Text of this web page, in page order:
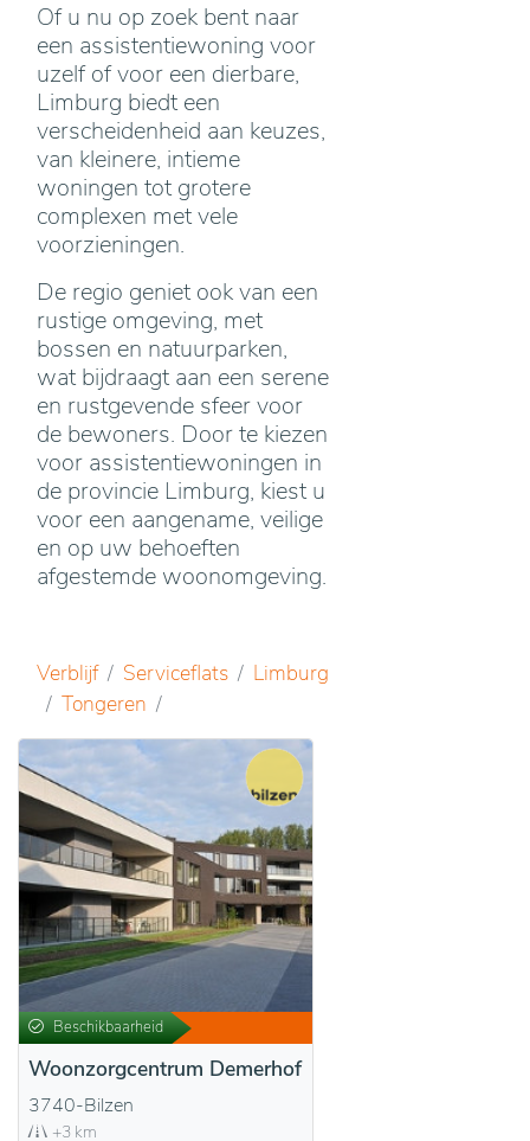
Of u nu op zoek bent naar
een assistentiewoning voor
uzelf of voor een dierbare,
Limburg biedt een
verscheidenheid aan keuzes,
van kleinere, intieme
woningen tot grotere
complexen met vele
voorzieningen.
De regio geniet ook van een
rustige omgeving, met
bossen en natuurparken,
wat bijdraagt aan een serene
en rustgevende sfeer voor
de bewoners. Door te kiezen
voor assistentiewoningen in
de provincie Limburg, kiest u
voor een aangename, veilige
en op uw behoeften
afgestemde woonomgeving.
Verblijf Serviceflats
Limburg
Tongeren
Beschikbaarheid
Woonzorgcentrum Demerhof
3740-Bilzen
+3 km